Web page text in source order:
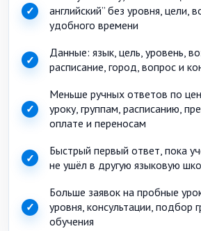
✓
английский” без уровня, цели,
удобного времени
✓
Данные: язык, цель, уровень,
расписание, город, вопрос и
✓
Меньше ручных ответов по
уроку, группам, расписанию,
оплате и переносам
✓
Быстрый первый ответ, пока
не ушёл в другую языковую
✓
Больше заявок на пробные
уровня, консультации, подбор
обучения